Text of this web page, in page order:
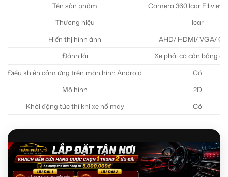
Tên sản phẩm
Camera 360 Icar Elliview
Thương hiệu
Icar
Hiển thị hình ảnh
AHD/ HDMI/ VGA/
Đánh lái
Xe phải có cân bằng
Điều khiển cảm ứng trên màn hình Android
Có
Mô hình
2D
Khởi động tức thì khi xe nổ máy
Có